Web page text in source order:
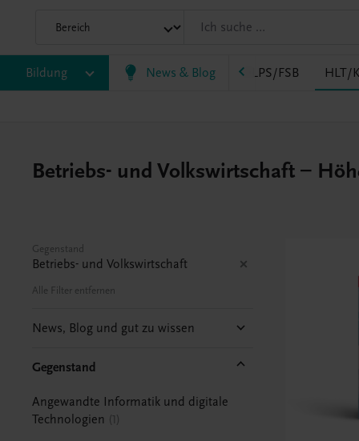
Bildung News & Blog
HAS HF/TFS HLM/HLK HLPS/FSB HLT/
Betriebs- und Volkswirtschaft –
Gegenstand
Betriebs- und Volkswirtschaft
Alle Filter entfernen
News, Blog und gut zu wissen
Gegenstand
Angewandte Informatik und digitale
Technologien
1